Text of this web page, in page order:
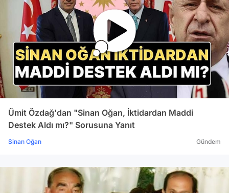
Ümit Özdağ'dan "Sinan Oğan, İktidardan Maddi
Destek Aldı mı?" Sorusuna Yanıt
Sinan Oğan Gündem